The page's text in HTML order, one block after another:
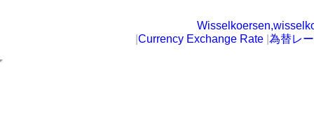
Currency Exchange Rate 為替レ